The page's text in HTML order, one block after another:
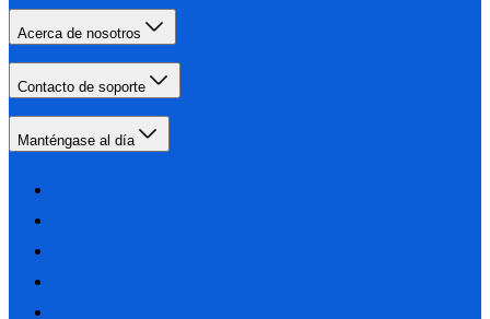
Acerca de nosotros
Contacto de soporte
Manténgase al día